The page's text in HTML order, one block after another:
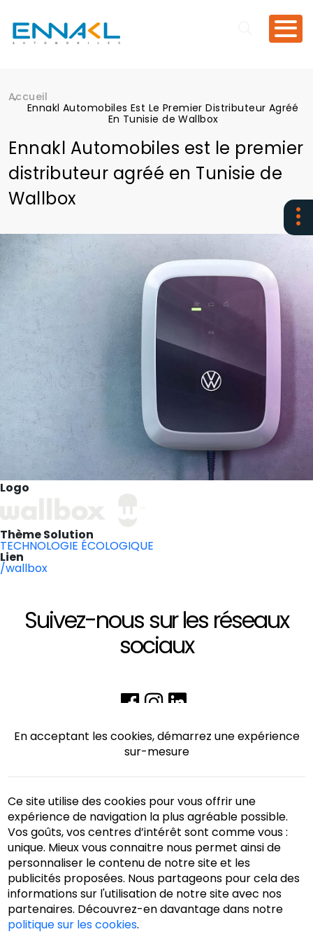
Fil d'Ariane
Accueil
Ennakl Automobiles Est Le Premier Distributeur Agréé
En Tunisie de Wallbox
Ennakl Automobiles est le premier
distributeur agréé en Tunisie de
Wallbox
Logo
Thème Solution
TECHNOLOGIE ÉCOLOGIQUE
Lien
/wallbox
Suivez-nous sur les réseaux
sociaux
Pied de pageAccueil
Politique de sécurité de l'information
Contact
En acceptant les cookies, démarrez une expérience
sur-mesure
Ce site utilise des cookies pour vous offrir une
expérience de navigation la plus agréable possible.
Vos goûts, vos centres d’intérêt sont comme vous :
unique. Mieux vous connaitre nous permet ainsi de
personnaliser le contenu de notre site et les
publicités proposées. Nous partageons pour cela des
informations sur l'utilisation de notre site avec nos
partenaires. Découvrez-en davantage dans notre
politique sur les cookies.